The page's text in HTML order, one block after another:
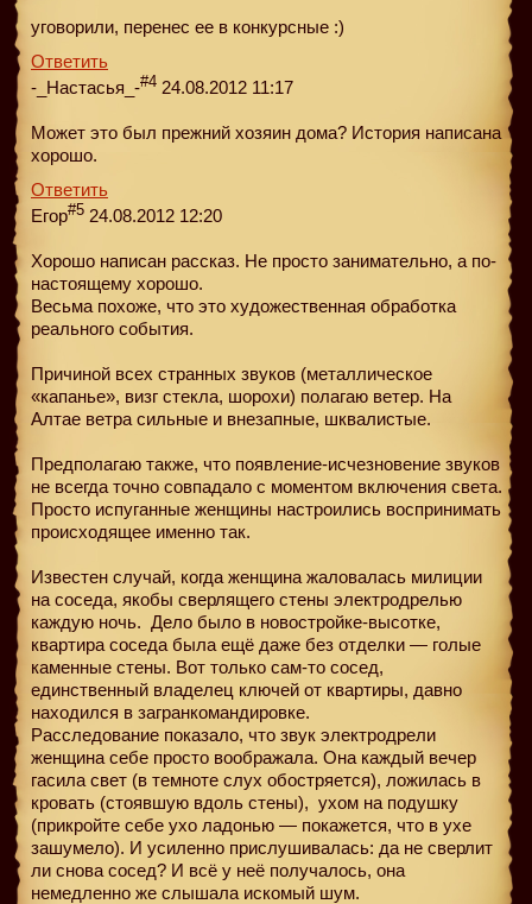
уговорили, перенес ее в конкурсные :)
Ответить
-_Настасья_-#4 24.08.2012 11:17
Может это был прежний хозяин дома? История написана
хорошо.
Ответить
Егор#5 24.08.2012 12:20
Хорошо написан рассказ. Не просто занимательно, а по-
настоящему хорошо.
Весьма похоже, что это художественная обработка
реального события.
Причиной всех странных звуков (металлическое
«капанье», визг стекла, шорохи) полагаю ветер. На
Алтае ветра сильные и внезапные, шквалистые.
Предполагаю также, что появление-исчезновение звуков
не всегда точно совпадало с моментом включения света.
Просто испуганные женщины настроились воспринимать
происходящее именно так.
Известен случай, когда женщина жаловалась милиции
на соседа, якобы сверлящего стены электродрелью
каждую ночь. Дело было в новостройке-высотке,
квартира соседа была ещё даже без отделки — голые
каменные стены. Вот только сам-то сосед,
единственный владелец ключей от квартиры, давно
находился в загранкомандировке.
Расследование показало, что звук электродрели
женщина себе просто воображала. Она каждый вечер
гасила свет (в темноте слух обостряется), ложилась в
кровать (стоявшую вдоль стены), ухом на подушку
(прикройте себе ухо ладонью — покажется, что в ухе
зашумело). И усиленно прислушивалась: да не сверлит
ли снова сосед? И всё у неё получалось, она
немедленно же слышала искомый шум.